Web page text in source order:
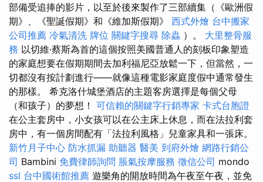
部備受追捧的影片，以至於後來製作了三部續集（《歐洲假
期》、《聖誕假期》和《維加斯假期》 西式外燴 台中搬家
公司推薦 冷氣清洗 牌位 關鍵字搜尋 除蟲 ）。 大里整骨服
務 以切維·蔡斯為首的這個按照美國普通人的刻板印象塑造
的家庭想要在假期期間去加利福尼亞放鬆一下，但當然，一
切都沒有按計劃進行——就像這種電影家庭度假中通常發生
的那樣。 希克洛什城堡酒店的主題客房選擇是每個父母
（和孩子）的夢想！ 可信賴的關鍵字行銷專家 卡式台胞證
在公主套房中，小女孩可以在公主床上休息，而在法拉利套
房中，有一個房間配有「法拉利風格」兒童家具和一張床。
新竹月子中心 防水抓漏 助聽器 醫美 到府外燴 網路行銷公
司 Bambini 免費律師詢問 脹氣按摩服務 徵信公司 mondo
ssl 台中國術館推薦 遊樂角的開放時間為午夜至午夜，並免